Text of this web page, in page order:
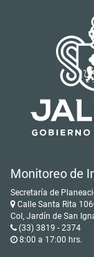
Monitoreo de
Secretaría de
Calle Santa Rita
Col, Jardín de San
(33) 3819 - 2374
8:00 a 17:00 hrs.